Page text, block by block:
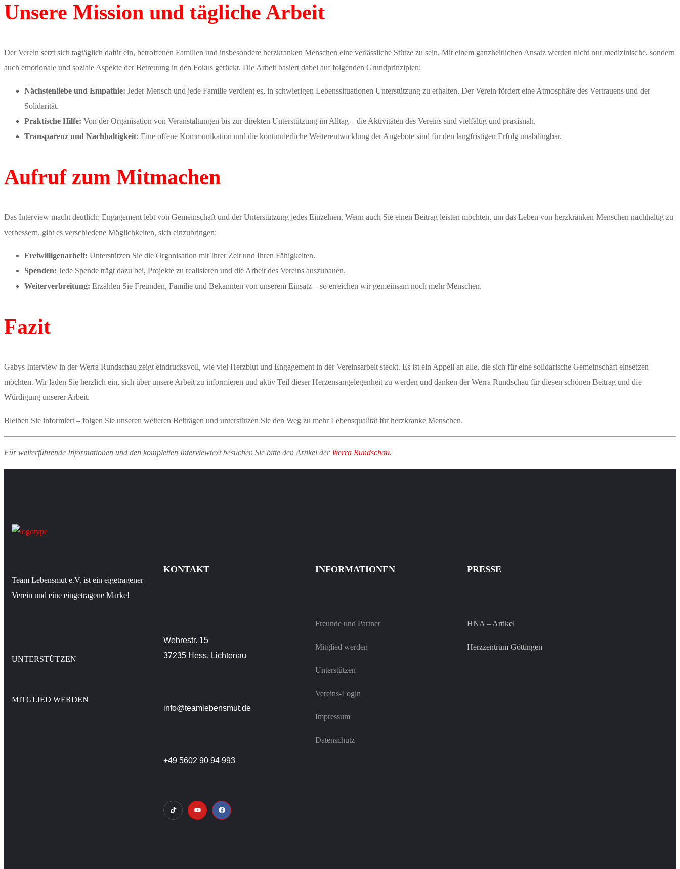
Unsere Mission und tägliche Arbeit
Der Verein setzt sich tagtäglich dafür ein, betroffenen Familien und insbesondere herzkranken Menschen eine verlässliche Stütze zu sein. Mit einem ganzheitlichen Ansatz werden nicht nur medizinische, sondern
auch emotionale und soziale Aspekte der Betreuung in den Fokus gerückt. Die Arbeit basiert dabei auf folgenden Grundprinzipien:
Nächstenliebe und Empathie: Jeder Mensch und jede Familie verdient es, in schwierigen Lebenssituationen Unterstützung zu erhalten. Der Verein fördert eine Atmosphäre des Vertrauens und der
Solidarität.
Praktische Hilfe: Von der Organisation von Veranstaltungen bis zur direkten Unterstützung im Alltag – die Aktivitäten des Vereins sind vielfältig und praxisnah.
Transparenz und Nachhaltigkeit: Eine offene Kommunikation und die kontinuierliche Weiterentwicklung der Angebote sind für den langfristigen Erfolg unabdingbar.
Aufruf zum Mitmachen
Das Interview macht deutlich: Engagement lebt von Gemeinschaft und der Unterstützung jedes Einzelnen. Wenn auch Sie einen Beitrag leisten möchten, um das Leben von herzkranken Menschen nachhaltig zu
verbessern, gibt es verschiedene Möglichkeiten, sich einzubringen:
Freiwilligenarbeit: Unterstützen Sie die Organisation mit Ihrer Zeit und Ihren Fähigkeiten.
Spenden: Jede Spende trägt dazu bei, Projekte zu realisieren und die Arbeit des Vereins auszubauen.
Weiterverbreitung: Erzählen Sie Freunden, Familie und Bekannten von unserem Einsatz – so erreichen wir gemeinsam noch mehr Menschen.
Fazit
Gabys Interview in der Werra Rundschau zeigt eindrucksvoll, wie viel Herzblut und Engagement in der Vereinsarbeit steckt. Es ist ein Appell an alle, die sich für eine solidarische Gemeinschaft einsetzen
möchten. Wir laden Sie herzlich ein, sich über unsere Arbeit zu informieren und aktiv Teil dieser Herzensangelegenheit zu werden und danken der Werra Rundschau für diesen schönen Beitrag und die
Würdigung unserer Arbeit.
Bleiben Sie informiert – folgen Sie unseren weiteren Beiträgen und unterstützen Sie den Weg zu mehr Lebensqualität für herzkranke Menschen.
Für weiterführende Informationen und den kompletten Interviewtext besuchen Sie bitte den Artikel der Werra Rundschau.
Team Lebensmut e.V. ist ein eigetragener
Verein und eine eingetragene Marke!
UNTERSTÜTZEN
MITGLIED WERDEN
KONTAKT
Wehrestr. 15
37235 Hess. Lichtenau
info@teamlebensmut.de
+49 5602 90 94 993
INFORMATIONEN
Freunde und Partner
Mitglied werden
Unterstützen
Vereins-Login
Impressum
Datenschutz
PRESSE
HNA – Artikel
Herzzentrum Göttingen